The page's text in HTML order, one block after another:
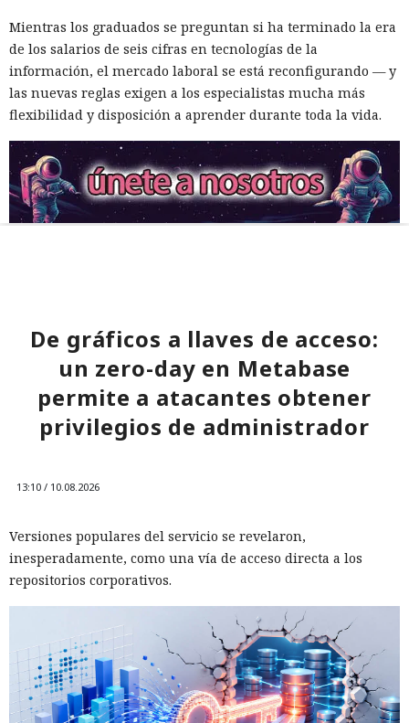
Mientras los graduados se preguntan si ha terminado la era
de los salarios de seis cifras en tecnologías de la
información, el mercado laboral se está reconfigurando — y
las nuevas reglas exigen a los especialistas mucha más
flexibilidad y disposición a aprender durante toda la vida.
De gráficos a llaves de acceso:
un zero-day en Metabase
permite a atacantes obtener
privilegios de administrador
13:10 / 10.08.2026
Versiones populares del servicio se revelaron,
inesperadamente, como una vía de acceso directa a los
repositorios corporativos.